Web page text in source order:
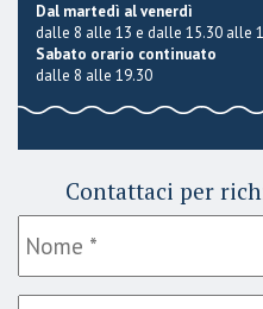
Dal martedì al venerdì
dalle 8 alle 13 e dalle 15.30 alle
Sabato orario continuato
dalle 8 alle 19.30
Contattaci per